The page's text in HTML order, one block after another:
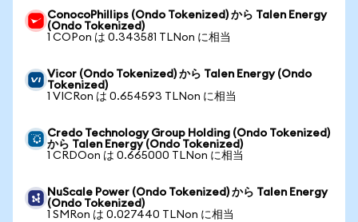
ConocoPhillips (Ondo Tokenized) から Talen Energy
(Ondo Tokenized)
1 COPon は 0.343581 TLNon に相当
Vicor (Ondo Tokenized) から Talen Energy (Ondo
Tokenized)
1 VICRon は 0.654593 TLNon に相当
Credo Technology Group Holding (Ondo Tokenized)
から Talen Energy (Ondo Tokenized)
1 CRDOon は 0.665000 TLNon に相当
NuScale Power (Ondo Tokenized) から Talen Energy
(Ondo Tokenized)
1 SMRon は 0.027440 TLNon に相当